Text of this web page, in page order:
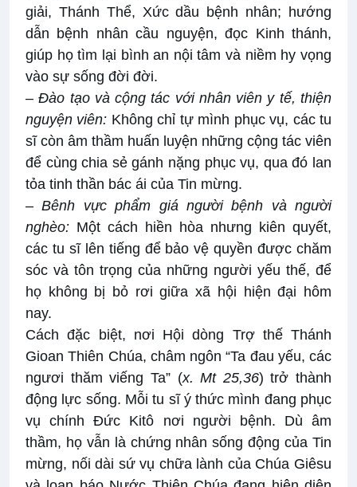
giải, Thánh Thể, Xức dầu bệnh nhân; hướng
dẫn bệnh nhân cầu nguyện, đọc Kinh thánh,
giúp họ tìm lại bình an nội tâm và niềm hy vọng
vào sự sống đời đời.
–Đào tạo và cộng tác với nhân viên y tế, thiện
nguyện viên: Không chỉ tự mình phục vụ, các tu
sĩ còn âm thầm huấn luyện những cộng tác viên
để cùng chia sẻ gánh nặng phục vụ, qua đó lan
tỏa tinh thần bác ái của Tin mừng.
–Bênh vực phẩm giá người bệnh và người
nghèo: Một cách hiền hòa nhưng kiên quyết,
các tu sĩ lên tiếng để bảo vệ quyền được chăm
sóc và tôn trọng của những người yếu thế, để
họ không bị bỏ rơi giữa xã hội hiện đại hôm
nay.
Cách đặc biệt, nơi Hội dòng Trợ thế Thánh
Gioan Thiên Chúa, châm ngôn “Ta đau yếu, các
ngươi thăm viếng Ta” (x. Mt 25,36) trở thành
động lực sống. Mỗi tu sĩ ý thức mình đang phục
vụ chính Đức Kitô nơi người bệnh. Dù âm
thầm, họ vẫn là chứng nhân sống động của Tin
mừng, nối dài sứ vụ chữa lành của Chúa Giêsu